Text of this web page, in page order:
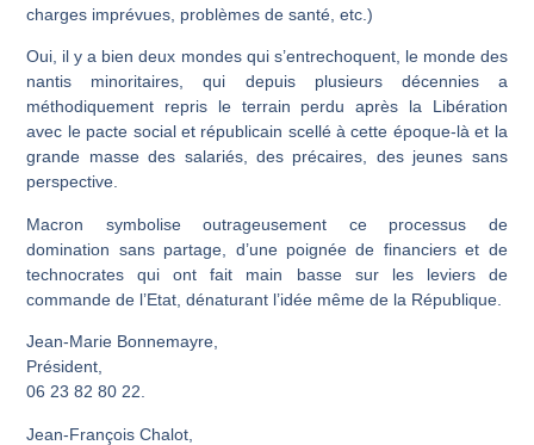
charges imprévues, problèmes de santé, etc.)
Oui, il y a bien deux mondes qui s’entrechoquent, le monde des
nantis minoritaires, qui depuis plusieurs décennies a
méthodiquement repris le terrain perdu après la Libération
avec le pacte social et républicain scellé à cette époque-là et la
grande masse des salariés, des précaires, des jeunes sans
perspective.
Macron symbolise outrageusement ce processus de
domination sans partage, d’une poignée de financiers et de
technocratesqui ont fait main basse sur les leviers de
commande de l’Etat, dénaturant l’idée même de la République.
Jean-Marie Bonnemayre,
Président,
06 23 82 80 22.
Jean-François Chalot,